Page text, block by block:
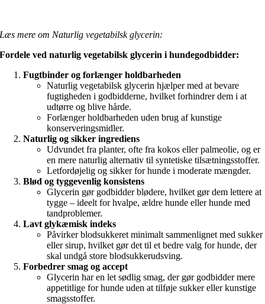
Læs mere om Naturlig vegetabilsk glycerin:
Fordele ved naturlig vegetabilsk glycerin i hundegodbidder:
Fugtbinder og forlænger holdbarheden
Naturlig vegetabilsk glycerin hjælper med at bevare
fugtigheden i godbidderne, hvilket forhindrer dem i at
udtørre og blive hårde.
Forlænger holdbarheden uden brug af kunstige
konserveringsmidler.
Naturlig og sikker ingrediens
Udvundet fra planter, ofte fra kokos eller palmeolie, og er
en mere naturlig alternativ til syntetiske tilsætningsstoffer.
Letfordøjelig og sikker for hunde i moderate mængder.
Blød og tyggevenlig konsistens
Glycerin gør godbidder blødere, hvilket gør dem lettere at
tygge – ideelt for hvalpe, ældre hunde eller hunde med
tandproblemer.
Lavt glykæmisk indeks
Påvirker blodsukkeret minimalt sammenlignet med sukker
eller sirup, hvilket gør det til et bedre valg for hunde, der
skal undgå store blodsukkerudsving.
Forbedrer smag og accept
Glycerin har en let sødlig smag, der gør godbidder mere
appetitlige for hunde uden at tilføje sukker eller kunstige
smagsstoffer.